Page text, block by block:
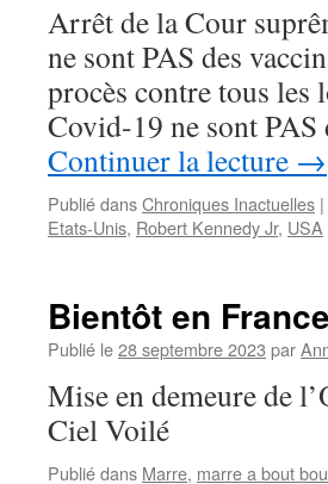
Arrêt de la Cour
ne sont PAS des
procès contre tous les
Covid-19 ne sont
Continuer la lecture →
Publié dansChroniques Inactuelles |
Etats-Unis, Robert Kennedy Jr, USA
Bientôt en
Publié le28 septembre 2023 par
Mise en demeure de
Ciel Voilé
Publié dans Marre, marre a bout